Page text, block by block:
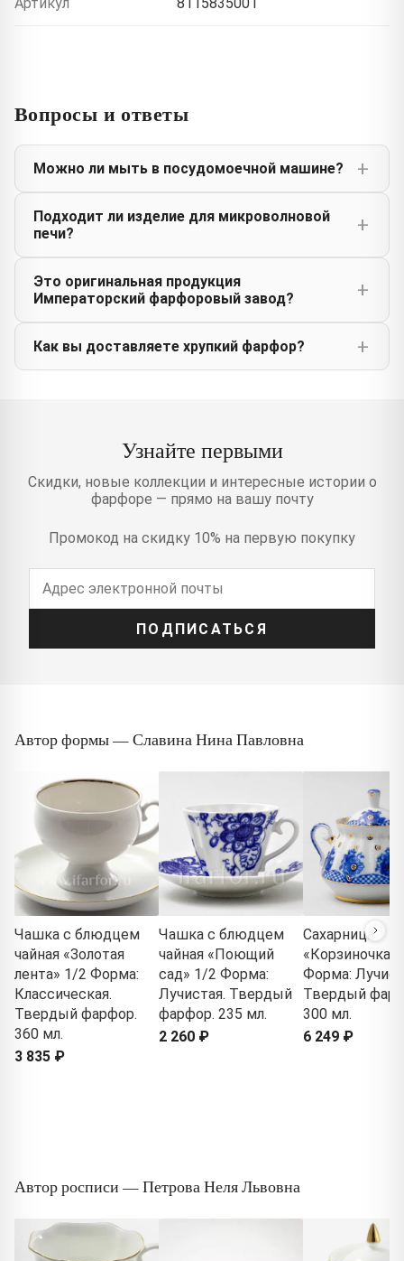
Вопросы и ответы
Можно ли мыть в посудомоечной машине?
Подходит ли изделие для микроволновой
печи?
Это оригинальная продукция
Императорский фарфоровый завод?
Как вы доставляете хрупкий фарфор?
Узнайте первыми
Скидки, новые коллекции и интересные истории о
фарфоре — прямо на вашу почту
Промокод на скидку 10% на первую покупку
ПОДПИСАТЬСЯ
Автор формы — Славина Нина Павловна
Чашка с блюдцем
чайная «Золотая
лента» 1/2 Форма:
Классическая.
Твердый фарфор.
360 мл.
3 835 ₽
Чашка с блюдцем
чайная «Поющий
сад» 1/2 Форма:
Лучистая. Твердый
фарфор. 235 мл.
2 260 ₽
Сахарница
«Корзиночка»
Форма:
Твердый
300 мл.
6 249 ₽
Автор росписи — Петрова Неля Львовна